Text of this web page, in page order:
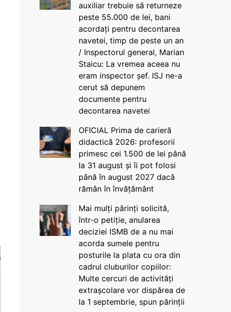
auxiliar trebuie să returneze
peste 55.000 de lei, bani
acordați pentru decontarea
navetei, timp de peste un an
/ Inspectorul general, Marian
Staicu: La vremea aceea nu
eram inspector șef. ISJ ne-a
cerut să depunem
documente pentru
decontarea navetei
OFICIAL Prima de carieră
didactică 2026: profesorii
primesc cei 1.500 de lei până
la 31 august și îi pot folosi
până în august 2027 dacă
rămân în învățământ
Mai mulți părinți solicită,
într-o petiție, anularea
deciziei ISMB de a nu mai
acorda sumele pentru
posturile la plata cu ora din
cadrul cluburilor copiilor:
Multe cercuri de activități
extrașcolare vor dispărea de
la 1 septembrie, spun părinții